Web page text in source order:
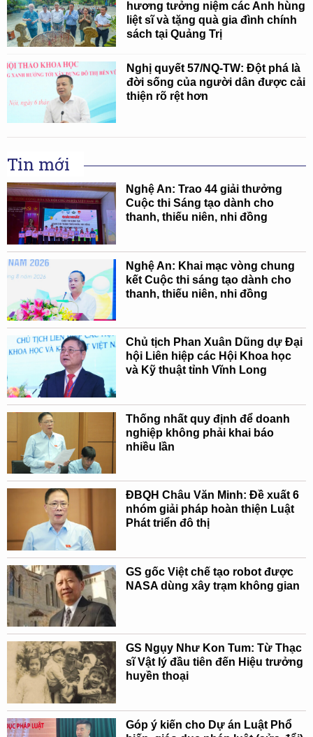
hương tưởng niệm các Anh hùng
liệt sĩ và tặng quà gia đình chính
sách tại Quảng Trị
Nghị quyết 57/NQ-TW: Đột phá là
đời sống của người dân được cải
thiện rõ rệt hơn
Tin mới
Nghệ An: Trao 44 giải thưởng
Cuộc thi Sáng tạo dành cho
thanh, thiếu niên, nhi đồng
Nghệ An: Khai mạc vòng chung
kết Cuộc thi sáng tạo dành cho
thanh, thiếu niên, nhi đồng
Chủ tịch Phan Xuân Dũng dự Đại
hội Liên hiệp các Hội Khoa học
và Kỹ thuật tỉnh Vĩnh Long
Thống nhất quy định để doanh
nghiệp không phải khai báo
nhiều lần
ĐBQH Châu Văn Minh: Đề xuất 6
nhóm giải pháp hoàn thiện Luật
Phát triển đô thị
GS gốc Việt chế tạo robot được
NASA dùng xây trạm không gian
GS Ngụy Như Kon Tum: Từ Thạc
sĩ Vật lý đầu tiên đến Hiệu trưởng
huyền thoại
Góp ý kiến cho Dự án Luật Phổ